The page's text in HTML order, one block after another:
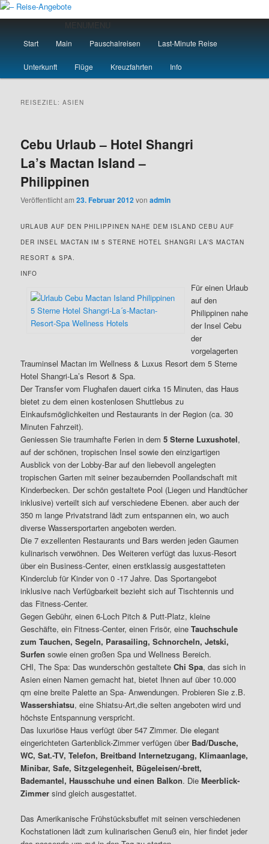
Zum
primären
springen
Zum
sekundären
springen– Reise-Angebote
Start Main Pauschalreisen Last-Minute Reise
Unterkunft Flüge Kreuzfahrten Info
REISEZIEL:ASIEN
Cebu Urlaub – Hotel Shangri
La’s Mactan Island –
Philippinen
Veröffentlicht am23. Februar 2012vonadmin
URLAUB AUF DEN PHILIPPINEN NAHE DEM ISLAND CEBU AUF
DER INSEL MACTAN IM 5 STERNE HOTEL SHANGRI LA’S MACTAN
RESORT & SPA.
INFO
Für einen Urlaub
auf den
Philippinen nahe
der Insel Cebu
der
vorgelagerten
Trauminsel Mactan im Wellness & Luxus Resort dem 5 Sterne
Hotel Shangri-La’s Resort & Spa.
Der Transfer vom Flughafen dauert cirka 15 Minuten, das Haus
bietet zu dem einen kostenlosen Shuttlebus zu
Einkaufsmöglichkeiten und Restaurants in der Region (ca. 30
Minuten Fahrzeit).
Geniessen Sie traumhafte Ferien in dem5 Sterne Luxushotel,
auf der schönen, tropischen Insel sowie den einzigartigen
Ausblick von der Lobby-Bar auf den liebevoll angelegten
tropischen Garten mit seiner bezaubernden Poollandschaft mit
Kinderbecken. Der schön gestaltete Pool (Liegen und Handtücher
inklusive) verteilt sich auf verschiedene Ebenen. aber auch der
350 m lange Privatstrand lädt zum entspannen ein, wo auch
diverse Wassersportarten angeboten werden.
Die 7 exzellenten Restaurants und Bars werden jeden Gaumen
kulinarisch verwöhnen. Des Weiteren verfügt das luxus-Resort
über ein Business-Center, einen erstklassig ausgestatteten
Kinderclub für Kinder von 0 -17 Jahre. Das Sportangebot
inklusive nach Verfügbarkeit bezieht sich auf Tischtennis und
das Fitness-Center.
Gegen Gebühr, einen 6-Loch Pitch & Putt-Platz, kleine
Geschäfte, ein Fitness-Center, einen Frisör, eineTauchschule
zum Tauchen, Segeln, Parasailing, Schnorcheln, Jetski,
Surfen sowie einen großen Spa und Wellness Bereich.
CHI, The Spa: Das wunderschön gestalteteChi Spa, das sich in
Asien einen Namen gemacht hat, bietet Ihnen auf über 10.000
qm eine breite Palette an Spa- Anwendungen. Probieren Sie z.B.
Wassershiatsu, eine Shiatsu-Art,die selten angeboten wird und
höchste Entspannung verspricht.
Das luxuriöse Haus verfügt über 547 Zimmer. Die elegant
eingerichteten Gartenblick-Zimmer verfügen über Bad/Dusche,
WC, Sat.-TV, Telefon, Breitband Internetzugang, Klimaanlage,
Minibar, Safe, Sitzgelegenheit, Bügeleisen/-brett,
Bademantel, Hausschuhe und einen Balkon. DieMeerblick-
Zimmer sind gleich ausgestattet.
Das Amerikanische Frühstücksbuffet mit seinen verschiedenen
Kochstationen lädt zum kulinarischen Genuß ein, hier findet jeder